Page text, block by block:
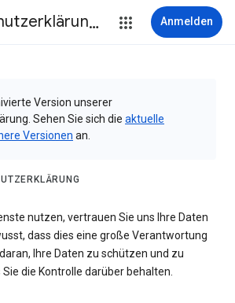
Datenschutzerklärung & Nutzungsbedingungen Anmelden
Version unserer
Sehen Sie sich die aktuelle
Versionen an.
nutzen, vertrauen Sie uns Ihre Daten
dass dies eine große Verantwortung
Ihre Daten zu schützen und zu
die Kontrolle darüber behalten.